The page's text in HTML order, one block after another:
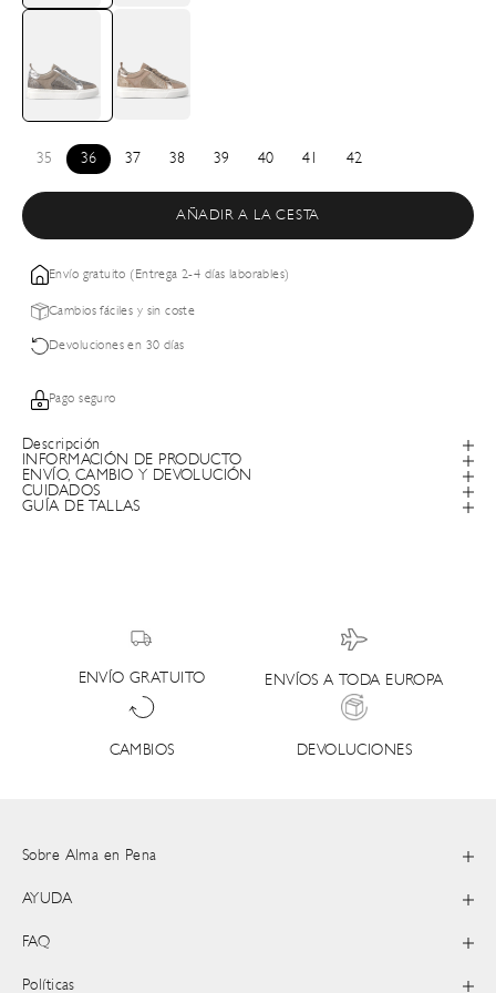
35 36 37 38 39 40 41 42
AÑADIR A LA CESTA
Envío gratuito (Entrega 2-4 días laborables)
Cambios fáciles y sin coste
Devoluciones en 30 días
Pago seguro
Descripción
INFORMACIÓN DE PRODUCTO
ENVÍO, CAMBIO Y DEVOLUCIÓN
CUIDADOS
GUÍA DE TALLAS
ENVÍO GRATUITO ENVÍOS A TODA EUROPA
CAMBIOS DEVOLUCIONES
Sobre Alma en Pena
AYUDA
FAQ
Políticas